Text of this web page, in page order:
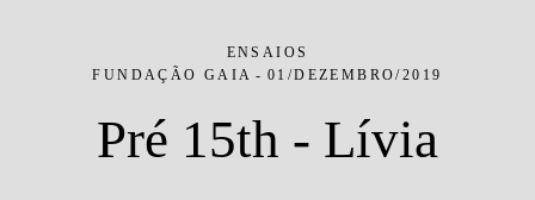
ENSAIOS
FUNDAÇÃO GAIA
01/DEZEMBRO/2019
Pré 15th - Lívia